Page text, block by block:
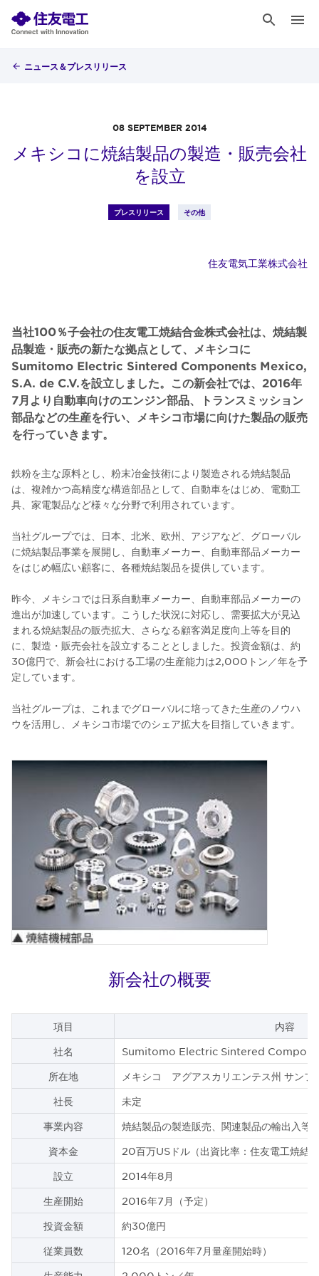
ニュース＆プレスリリース
08 SEPTEMBER 2014
メキシコに焼結製品の製造・販売会社
を設立
プレスリリース その他
住友電気工業株式会社
当社100％子会社の住友電工焼結合金株式会社は、焼結製
品製造・販売の新たな拠点として、メキシコに
Sumitomo Electric Sintered Components Mexico,
S.A. de C.V.を設立しました。この新会社では、2016年
7月より自動車向けのエンジン部品、トランスミッション
部品などの生産を行い、メキシコ市場に向けた製品の販売
を行っていきます。
鉄粉を主な原料とし、粉末冶金技術により製造される焼結製品
は、複雑かつ高精度な構造部品として、自動車をはじめ、電動工
具、家電製品など様々な分野で利用されています。
当社グループでは、日本、北米、欧州、アジアなど、グローバル
に焼結製品事業を展開し、自動車メーカー、自動車部品メーカー
をはじめ幅広い顧客に、各種焼結製品を提供しています。
昨今、メキシコでは日系自動車メーカー、自動車部品メーカーの
進出が加速しています。こうした状況に対応し、需要拡大が見込
まれる焼結製品の販売拡大、さらなる顧客満足度向上等を目的
に、製造・販売会社を設立することとしました。投資金額は、約
30億円で、新会社における工場の生産能力は2,000トン／年を予
定しています。
当社グループは、これまでグローバルに培ってきた生産のノウハ
ウを活用し、メキシコ市場でのシェア拡大を目指していきます。
新会社の概要
項目
内容
社名
Sumitomo Electric Sintered
所在地
メキシコ アグアスカリエンテス州 サンフ
社長
未定
事業内容
焼結製品の製造販売、関連製品の輸出入等
資本金
20百万USドル（出資比率：住友電工焼結
設立
2014年8月
生産開始
2016年7月（予定）
投資金額
約30億円
従業員数
120名（2016年7月量産開始時）